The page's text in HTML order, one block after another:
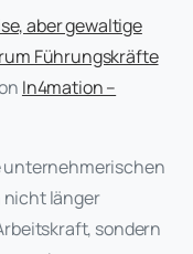
aber gewaltige
Führungskräfte
In4mation –
unternehmerischen
nicht länger
sondern